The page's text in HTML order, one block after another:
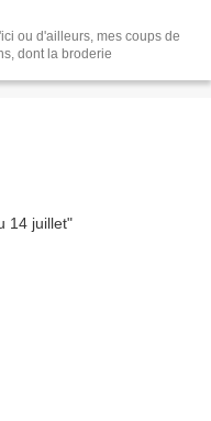
ou d'ailleurs, mes coups de
dont la broderie